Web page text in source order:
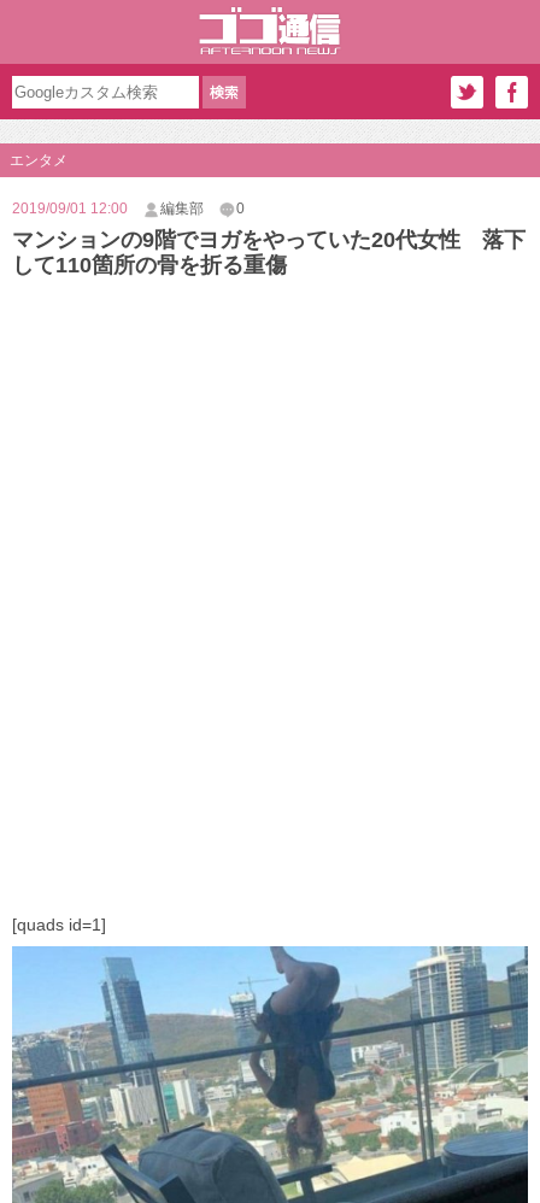
エンタメ
2019/09/01 12:00 編集部 0
マンションの9階でヨガをやっていた20代女性 落下
して110箇所の骨を折る重傷
[quads id=1]